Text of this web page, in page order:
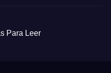
Para Leer